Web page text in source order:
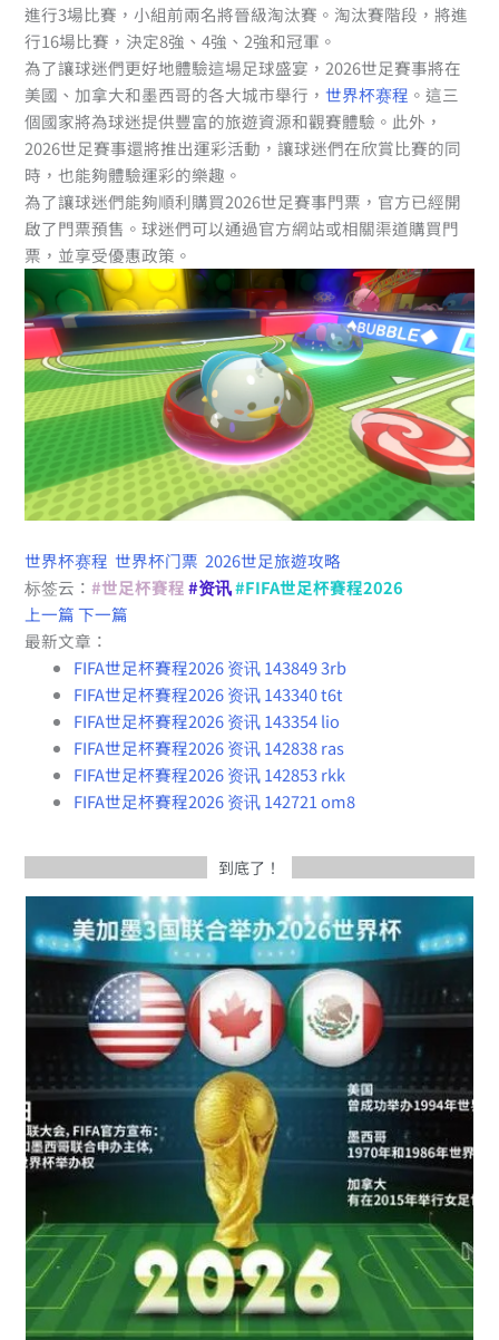
進行3場比賽，小組前兩名將晉級淘汰賽。淘汰賽階段，將進
行16場比賽，決定8強、4強、2強和冠軍。
為了讓球迷們更好地體驗這場足球盛宴，2026世足賽事將在
美國、加拿大和墨西哥的各大城市舉行，世界杯赛程 。這三
個國家將為球迷提供豐富的旅遊資源和觀賽體驗。此外，
2026世足賽事還將推出運彩活動，讓球迷們在欣賞比賽的同
時，也能夠體驗運彩的樂趣。
為了讓球迷們能夠順利購買2026世足賽事門票，官方已經開
啟了門票預售。球迷們可以通過官方網站或相關渠道購買門
票，並享受優惠政策。
世界杯赛程 世界杯门票 2026世足旅遊攻略
标签云：#世足杯賽程 #资讯#FIFA世足杯賽程2026
上一篇 下一篇
最新文章：
FIFA世足杯賽程2026 资讯 143849 3rb
FIFA世足杯賽程2026 资讯 143340 t6t
FIFA世足杯賽程2026 资讯 143354 lio
FIFA世足杯賽程2026 资讯 142838 ras
FIFA世足杯賽程2026 资讯 142853 rkk
FIFA世足杯賽程2026 资讯 142721 om8
到底了！